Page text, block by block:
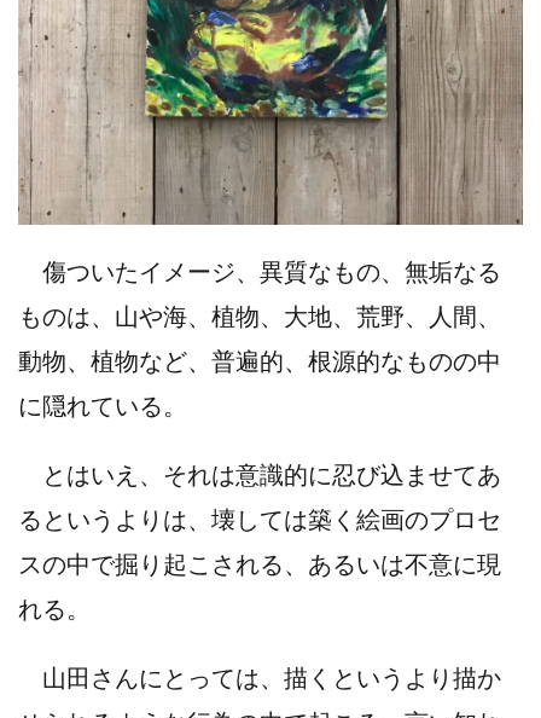
傷ついたイメージ、異質なもの、無垢なる
ものは、山や海、植物、大地、荒野、人間、
動物、植物など、普遍的、根源的なものの中
に隠れている。
とはいえ、それは意識的に忍び込ませてあ
るというよりは、壊しては築く絵画のプロセ
スの中で掘り起こされる、あるいは不意に現
れる。
山田さんにとっては、描くというより描か